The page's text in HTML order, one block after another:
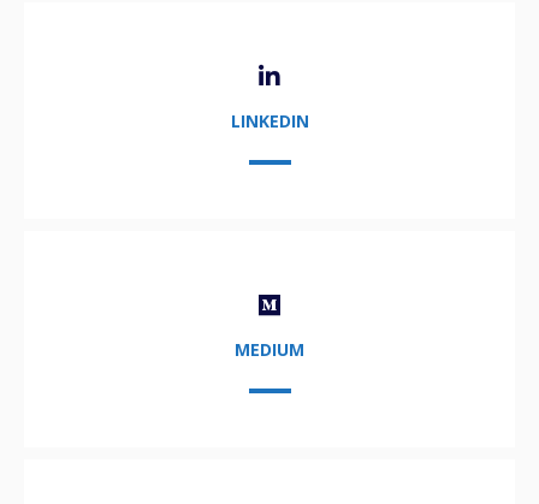
LINKEDIN
MEDIUM